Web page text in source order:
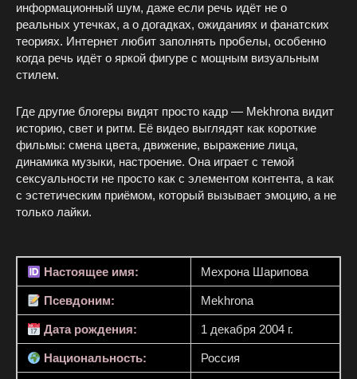
информационный шум, даже если речь идёт не о
реальных утечках, а о догадках, ожиданиях и фанатских
теориях. Интернет любит заполнять пробелы, особенно
когда речь идёт о яркой фигуре с мощным визуальным
стилем.
Где другие блогеры видят просто кадр — Mekhrona видит
историю, свет и ритм. Её видео выглядят как короткие
фильмы: смена цвета, движение, выражение лица,
динамика музыки, настроение. Она играет с темой
сексуальности не просто как с элементом контента, а как
с эстетическим приёмом, который вызывает эмоцию, а не
только лайки.
Настоящее имя: Мехрона Шарипова
Псевдоним: Mekhrona
Дата рождения: 1 декабря 2004 г.
Национальность: Россия